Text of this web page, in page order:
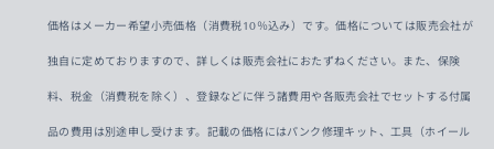
価格はメーカー希望小売価格（消費税10％込み）です。価格については販売会社が
独自に定めておりますので、詳しくは販売会社におたずねください。また、保険
料、税金（消費税を除く）、登録などに伴う諸費用や各販売会社でセットする付属
品の費用は別途申し受けます。記載の価格にはパンク修理キット、工具（ホイール